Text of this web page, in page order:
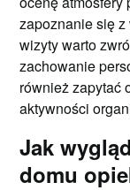
zapoznanie się
wizyty warto
zachowanie
również zapytać
aktywności
Jak
domu